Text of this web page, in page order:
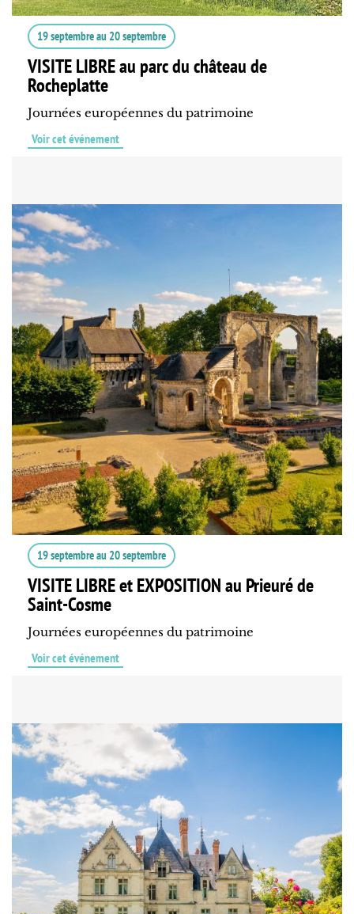
19 septembreau 20 septembre
VISITE LIBRE au parc du château de
Rocheplatte
Journées européennes du patrimoine
Voir cet événement
19 septembreau 20 septembre
VISITE LIBRE et EXPOSITION au Prieuré de
Saint-Cosme
Journées européennes du patrimoine
Voir cet événement